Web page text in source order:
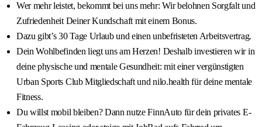
Wer mehr leistet, bekommt bei uns mehr: Wir belohnen Sorgfalt und
Zufriedenheit Deiner Kundschaft mit einem Bonus.
Dazu gibt’s 30 Tage Urlaub und einen unbefristeten Arbeitsvertrag.
Dein Wohlbefinden liegt uns am Herzen! Deshalb investieren wir in
deine physische und mentale Gesundheit: mit einer vergünstigten
Urban Sports Club Mitgliedschaft und nilo.health für deine mentale
Fitness.
Du willst mobil bleiben? Dann nutze FinnAuto für dein privates E-